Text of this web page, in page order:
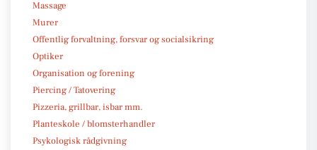
Massage
Murer
Offentlig forvaltning, forsvar og socialsikring
Optiker
Organisation og forening
Piercing / Tatovering
Pizzeria, grillbar, isbar mm.
Planteskole / blomsterhandler
Psykologisk rådgivning